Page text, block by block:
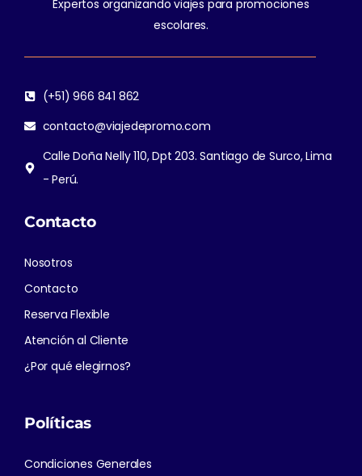
Expertos organizando viajes para promociones
escolares.
(+51) 966 841 862
contacto@viajedepromo.com
Calle Doña Nelly 110, Dpt 203. Santiago de Surco, Lima
- Perú.
Contacto
Nosotros
Contacto
Reserva Flexible
Atención al Cliente
¿Por qué elegirnos?
Políticas
Condiciones Generales